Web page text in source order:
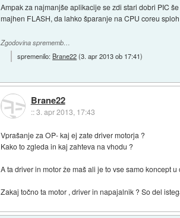
Ampak za najmanjše aplikacije se zdi stari dobri PIC
majhen FLASH, da lahko šparanje na CPU coreu
Zgodovina sprememb…
spremenilo:Brane22(3. apr 2013 ob 17:41)
Brane22
::3. apr 2013, 17:43
Vprašanje za OP- kaj ej zate driver motorja ?
Kako to zgleda in kaj zahteva na vhodu ?
A ta driver in motor že maš ali je to vse samo koncept
Zakaj točno ta motor , driver in napajalnik ? So del